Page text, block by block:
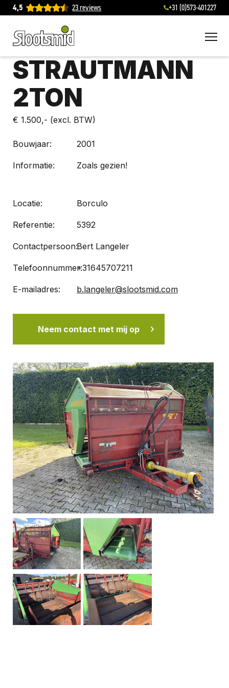
4,5 23 reviews +31 (0)573-401227
STRAUTMANN
2TON
€ 1.500,- (excl. BTW)
Bouwjaar: 2001
Informatie: Zoals gezien!
Locatie: Borculo
Referentie: 5392
Contactpersoon:Bert Langeler
Telefoonnummer:+31645707211
E-mailadres: b.langeler@slootsmid.com
Neem contact met mij op